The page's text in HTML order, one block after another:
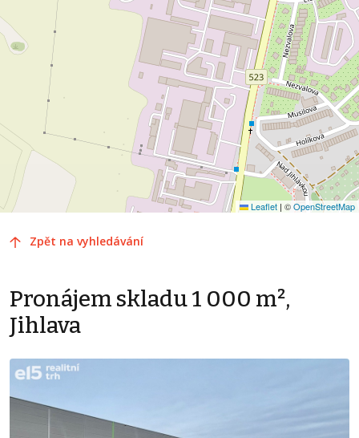
Leaflet | ©OpenStreetMap
Zpět na vyhledávání
Pronájem skladu 1 000 m²,
Jihlava